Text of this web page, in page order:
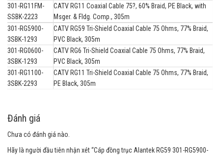
301-RG11FM-
SSBK-2223
CATV RG11 Coaxial Cable 75?, 60% Braid, PE Black, with
Msger. & Fldg. Comp., 305m
301-RG5900-
3SBK-1293
CATV RG59 Tri-Shield Coaxial Cable 75 Ohms, 77% Braid,
PVC Black, 305m
301-RG0600-
3SBK-1293
CATV RG6 Tri-Shield Coaxial Cable 75 Ohms, 77% Braid,
PVC Black, 305m
301-RG1100-
3SBK-2293
CATV RG11 Tri-Shield Coaxial Cable 75 Ohms, 77% Braid,
PE Black, 305m
Đánh giá
Chưa có đánh giá nào.
Hãy là người đầu tiên nhận xét “Cáp đồng trục Alantek RG59 301-RG5900-